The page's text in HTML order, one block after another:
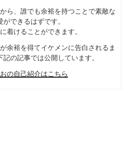
ら、誰でも余裕を持つことで素敵な
ができるはずです。
着けることができます。
余裕を得てイケメンに告白されるま
記の記事では公開しています。
の自己紹介はこちら